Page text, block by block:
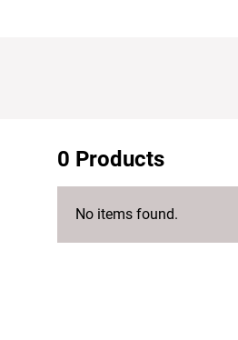
0 Products
No items found.